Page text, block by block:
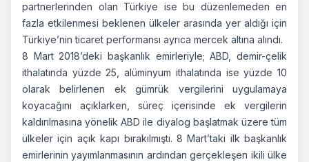
partnerlerinden olan Türkiye ise bu düzenlemeden en
fazla etkilenmesi beklenen ülkeler arasında yer aldığı için
Türkiye’nin ticaret performansı ayrıca mercek altına alındı.
8 Mart 2018’deki başkanlık emirleriyle; ABD, demir-çelik
ithalatında yüzde 25, alüminyum ithalatında ise yüzde 10
olarak belirlenen ek gümrük vergilerini uygulamaya
koyacağını açıklarken, süreç içerisinde ek vergilerin
kaldırılmasına yönelik ABD ile diyalog başlatmak üzere tüm
ülkeler için açık kapı bırakılmıştı. 8 Mart’taki ilk başkanlık
emirlerinin yayımlanmasının ardından gerçekleşen ikili ülke